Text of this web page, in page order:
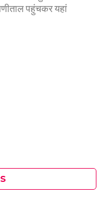
पहुंचकर यहां